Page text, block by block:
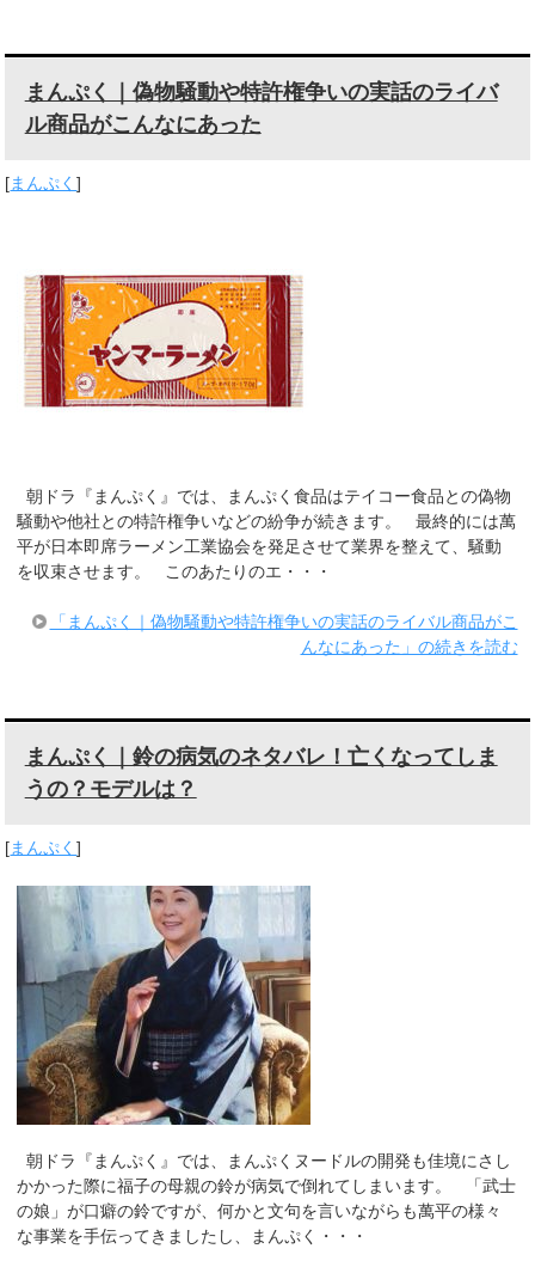
まんぷく｜偽物騒動や特許権争いの実話のライバ
ル商品がこんなにあった
[まんぷく]
朝ドラ『まんぷく』では、まんぷく食品はテイコー食品との偽物
騒動や他社との特許権争いなどの紛争が続きます。 最終的には萬
平が日本即席ラーメン工業協会を発足させて業界を整えて、騒動
を収束させます。 このあたりのエ・・・
「まんぷく｜偽物騒動や特許権争いの実話のライバル商品がこ
んなにあった」の続きを読む
まんぷく｜鈴の病気のネタバレ！亡くなってしま
うの？モデルは？
[まんぷく]
朝ドラ『まんぷく』では、まんぷくヌードルの開発も佳境にさし
かかった際に福子の母親の鈴が病気で倒れてしまいます。 「武士
の娘」が口癖の鈴ですが、何かと文句を言いながらも萬平の様々
な事業を手伝ってきましたし、まんぷく・・・